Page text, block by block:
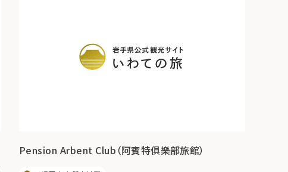
Pension Arbent Club（阿賓特俱樂部旅館）